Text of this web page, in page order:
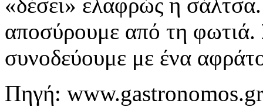
«δέσει» ελαφρώς η
αποσύρουμε από τη φωτιά.
συνοδεύουμε με ένα
Πηγή: www.gastronomos.gr